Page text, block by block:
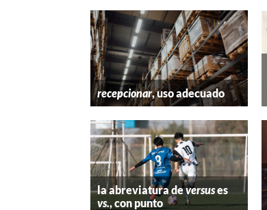
recepcionar, uso adecuado
la abreviatura deversuses
vs., con punto